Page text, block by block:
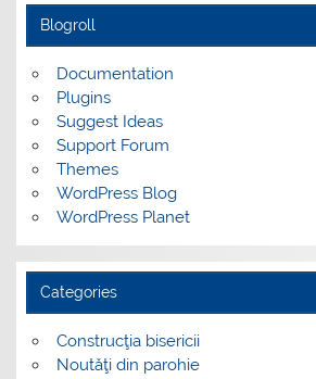
Blogroll
Documentation
Plugins
Suggest Ideas
Support Forum
Themes
WordPress Blog
WordPress Planet
Categories
Construcţia bisericii
Noutăţi din parohie